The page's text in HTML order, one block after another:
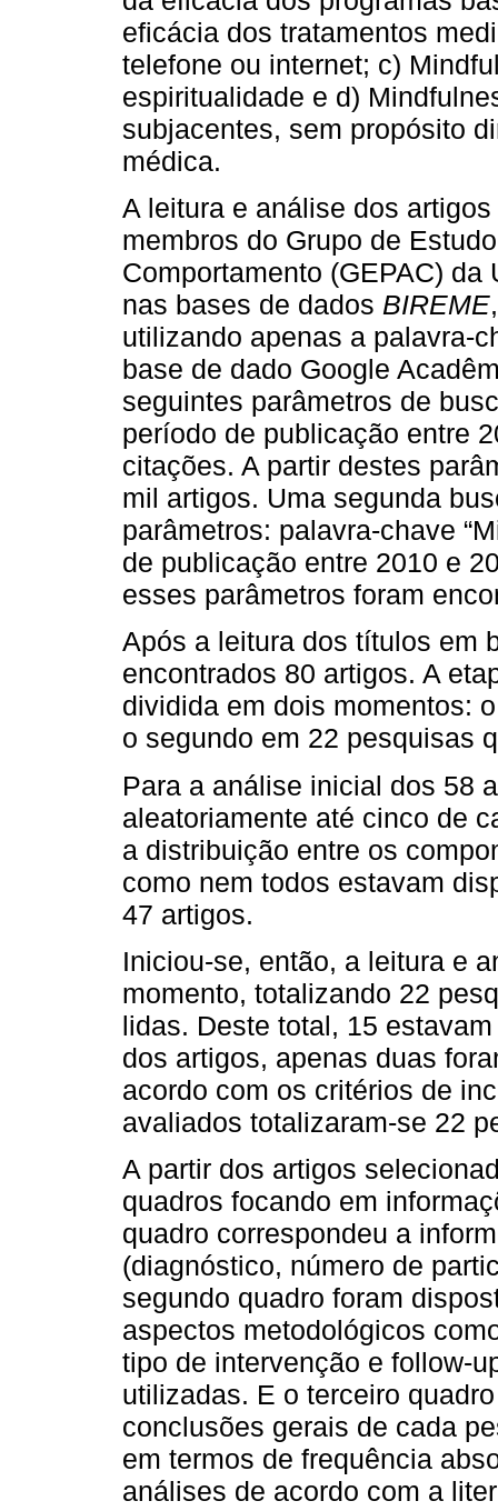
eficácia dos tratamentos
telefone ou internet; c)
espiritualidade e d)
subjacentes, sem propósito
médica.
A leitura e análise dos
membros do Grupo de
Comportamento (GEPAC)
nas bases de dados BIREME
utilizando apenas a palavra-
base de dado Google
seguintes parâmetros de
período de publicação entre
citações. A partir destes
mil artigos. Uma segunda
parâmetros: palavra-chave
de publicação entre 2010 e
esses parâmetros foram
Após a leitura dos títulos em
encontrados 80 artigos. A
dividida em dois momentos:
o segundo em 22 pesquisas
Para a análise inicial dos 58
aleatoriamente até cinco de
a distribuição entre os
como nem todos estavam
47 artigos.
Iniciou-se, então, a leitura e
momento, totalizando 22
lidas. Deste total, 15
dos artigos, apenas duas
acordo com os critérios de
avaliados totalizaram-se 22
A partir dos artigos
quadros focando em
quadro correspondeu a
(diagnóstico, número de
segundo quadro foram
aspectos metodológicos
tipo de intervenção e follow-
utilizadas. E o terceiro
conclusões gerais de cada
em termos de frequência
análises de acordo com a